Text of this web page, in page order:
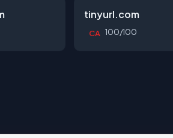
tinyurl.com
CA 100/100